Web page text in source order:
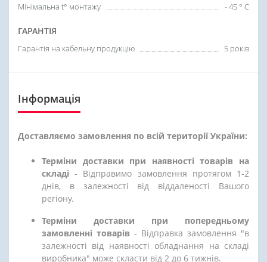
Мінімальна t° монтажу
- 45 ° C
ГАРАНТІЯ
Гарантія на кабельну продукцію 5 років
Інформація
Доставляємо замовлення по всій території України:
Терміни доставки при наявності товарів на
складі - Відправимо замовлення протягом 1-2
днів, в залежності від віддаленості Вашого
регіону.
Терміни доставки при попередньому
замовленні товарів - Відправка замовлення "в
залежності від наявності обладнання на складі
виробника" може скласти від 2 до 6 тижнів.